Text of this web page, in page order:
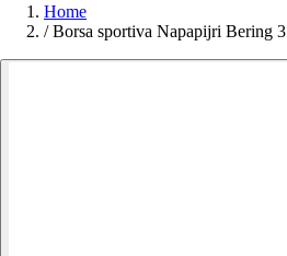
Home
/ Borsa sportiva Napapijri Bering 3